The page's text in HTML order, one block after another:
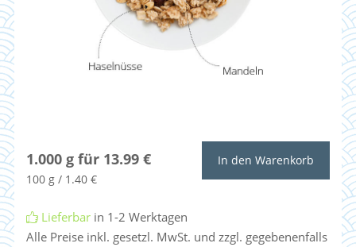
1.000 g für 13.99 €
100 g / 1.40 €
In den Warenkorb
Lieferbar in 1-2 Werktagen
Alle Preise inkl. gesetzl. MwSt. und zzgl. gegebenenfalls